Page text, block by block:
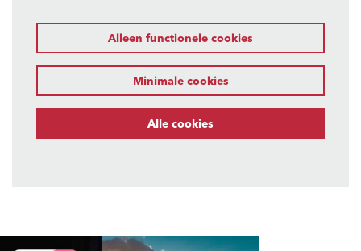
Alleen functionele cookies
Minimale cookies
Alle cookies